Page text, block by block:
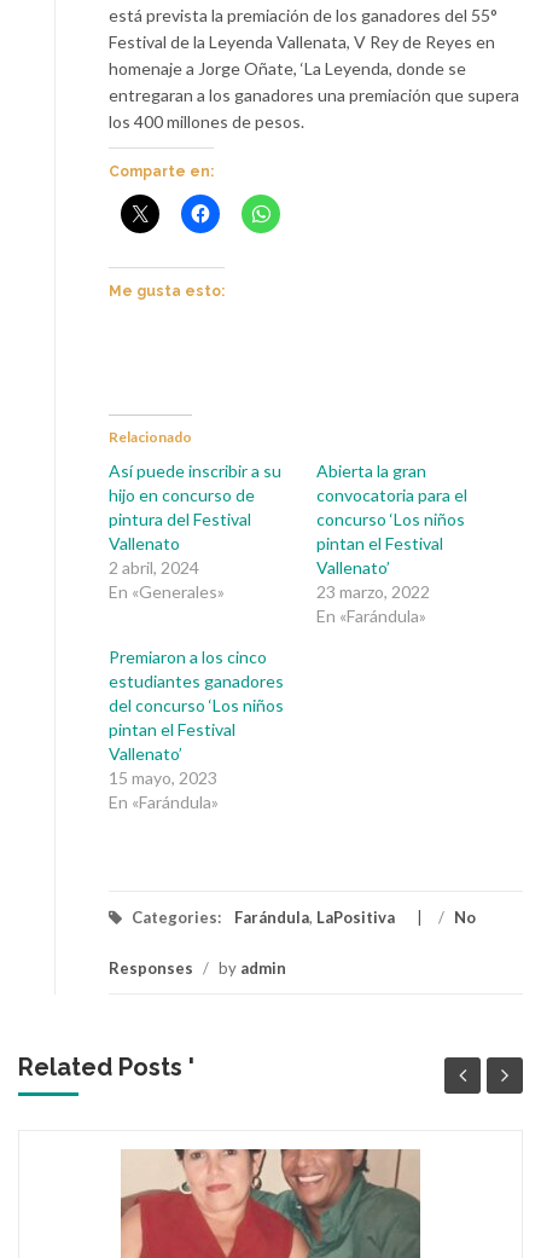
está prevista la premiación de los ganadores del 55°
Festival de la Leyenda Vallenata, V Rey de Reyes en
homenaje a Jorge Oñate, ‘La Leyenda, donde se
entregaran a los ganadores una premiación que supera
los 400 millones de pesos.
Comparte en:
Me gusta esto:
Relacionado
Así puede inscribir a su
hijo en concurso de
pintura del Festival
Vallenato
2 abril, 2024
En «Generales»
Abierta la gran
convocatoria para el
concurso ‘Los niños
pintan el Festival
Vallenato’
23 marzo, 2022
En «Farándula»
Premiaron a los cinco
estudiantes ganadores
del concurso ‘Los niños
pintan el Festival
Vallenato’
15 mayo, 2023
En «Farándula»
Categories: Farándula, LaPositiva / No
Responses / by admin
Related Posts '